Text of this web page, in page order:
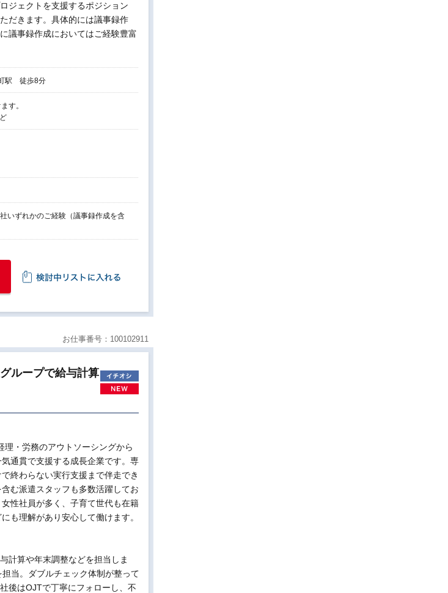
ジェクトを支援するポジション
だきます。具体的には議事録作
議事録作成においてはご経験豊富
駅 徒歩8分
す。
いずれかのご経験（議事録作成を含
お仕事番号：100102911
ループで給与計算
理・労務のアウトソーシングから
通貫で支援する成長企業です。専
終わらない実行支援まで伴走でき
む派遣スタッフも多数活躍してお
性社員が多く、子育て世代も在籍
も理解があり安心して働けます。
計算や年末調整などを担当しま
当。ダブルチェック体制が整って
後はOJTで丁寧にフォローし、不